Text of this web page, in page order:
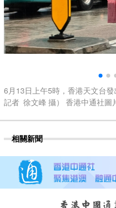
6月13日上午5時，香港天文台
記者 徐文峰 攝） 香港中通社圖
相關新聞